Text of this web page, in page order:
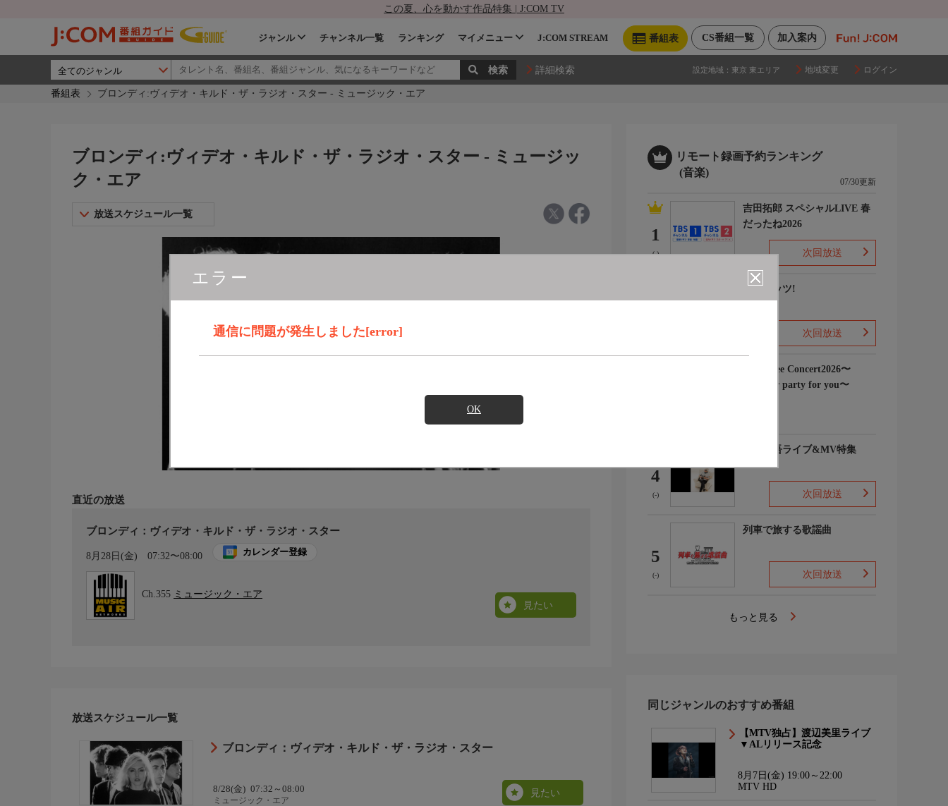
この夏、心を動かす作品特集 | J:COM TV
加入案内
CS番組一覧
番組表
ジャンル チャンネル一覧 ランキング マイメニュー J:COM STREAM
詳細検索 設定地域： 東京 東エリア 地域変更 ログイン
番組表 ブロンディ:ヴィデオ・キルド・ザ・ラジオ・スター - ミュージック・エア
エラー
通信に問題が発生しました[error]
OK
ブロンディ:ヴィデオ・キルド・ザ・ラジオ・スター - ミュージッ
ク・エア
放送スケジュール一覧
直近の放送
ブロンディ：ヴィデオ・キルド・ザ・ラジオ・スター
8月28日(金) 07:32〜08:00 カレンダー登録
Ch.355 ミュージック・エア
見たい
放送スケジュール一覧
ブロンディ：ヴィデオ・キルド・ザ・ラジオ・スター
8/28(金) 07:32～08:00
ミュージック・エア
見たい
リモート録画予約ランキング
(音楽)
07/30更新
1
(-)
吉田拓郎 スペシャルLIVE 春
だったね2026
次回放送
ナウヒッツ!
次回放送
Rain Tree Concert2026〜
Summer party for you〜
4
(-)
浜田省吾ライブ&MV特集
次回放送
5
(-)
列車で旅する歌謡曲
次回放送
もっと見る
同じジャンルのおすすめ番組
【MTV独占】渡辺美里ライブ
▼ALリリース記念
8月7日(金) 19:00～22:00
MTV HD